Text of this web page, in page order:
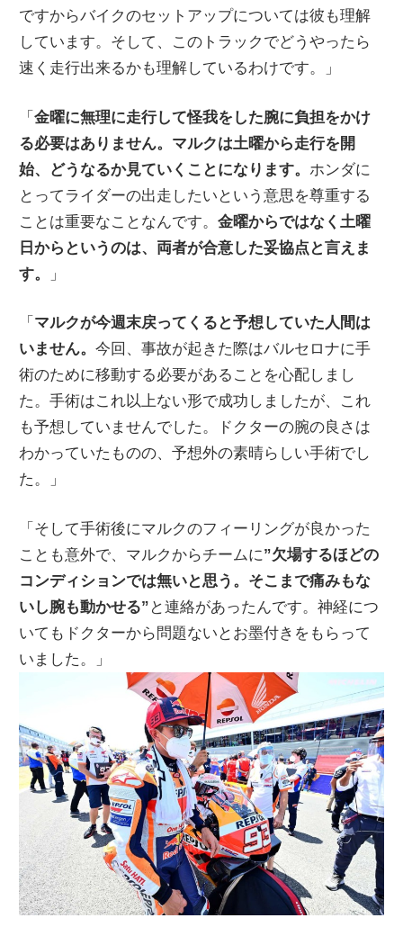
ですからバイクのセットアップについては彼も理解
しています。そして、このトラックでどうやったら
速く走行出来るかも理解しているわけです。」
「金曜に無理に走行して怪我をした腕に負担をかけ
る必要はありません。マルクは土曜から走行を開
始、どうなるか見ていくことになります。 ホンダに
とってライダーの出走したいという意思を尊重する
ことは重要なことなんです。金曜からではなく土曜
日からというのは、両者が合意した妥協点と言えま
す。
」
「 マルクが今週末戻ってくると予想していた人間は
いません。今回、事故が起きた際はバルセロナに手
術のために移動する必要があることを心配しまし
た。手術はこれ以上ない形で成功しましたが、これ
も予想していませんでした。ドクターの腕の良さは
わかっていたものの、予想外の素晴らしい手術でし
た。」
「そして手術後にマルクのフィーリングが良かった
ことも意外で、マルクからチームに”欠場するほどの
コンディションでは無いと思う。そこまで痛みもな
いし腕も動かせる” と連絡があったんです。神経につ
いてもドクターから問題ないとお墨付きをもらって
いました。」